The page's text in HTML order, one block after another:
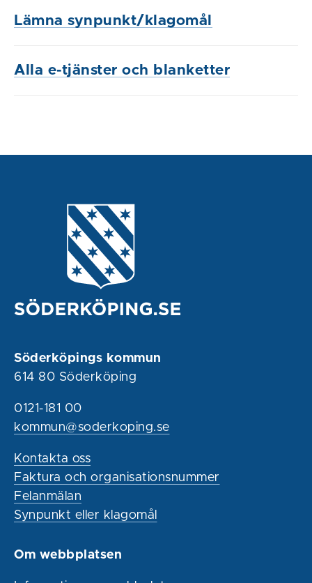
Lämna synpunkt/klagomål
Alla e-tjänster och blanketter
Söderköpings kommun
614 80 Söderköping
0121-181 00
kommun@soderkoping.se
Kontakta oss
Faktura och organisationsnummer
Felanmälan
Synpunkt eller klagomål
Om webbplatsen